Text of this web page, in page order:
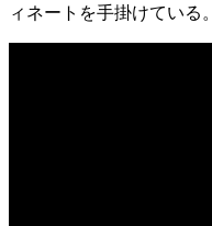
ィネートを手掛けている。